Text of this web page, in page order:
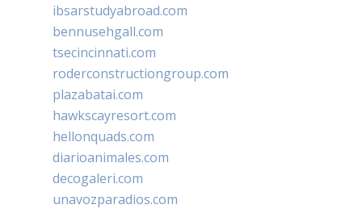
ibsarstudyabroad.com
bennusehgall.com
tsecincinnati.com
roderconstructiongroup.com
plazabatai.com
hawkscayresort.com
hellonquads.com
diarioanimales.com
decogaleri.com
unavozparadios.com